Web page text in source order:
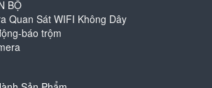
BỘ
Quan Sát WIFI Không Dây
báo trộm